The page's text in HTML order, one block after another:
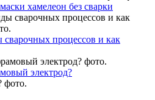
хамелеон без сварки
процессов и как
электрод?